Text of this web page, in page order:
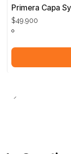
Primera Capa
$49.900